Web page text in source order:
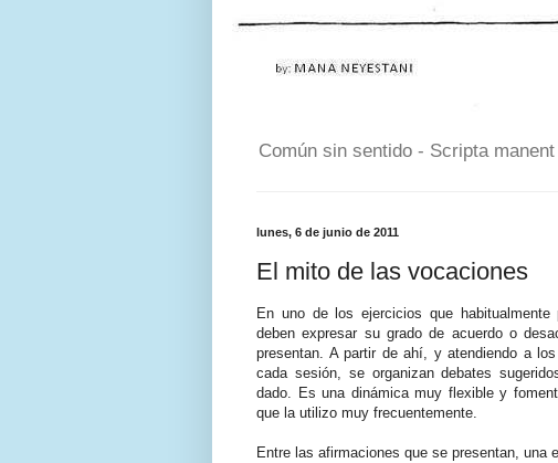
Común sin sentido - Scripta manent
lunes, 6 de junio de 2011
El mito de las vocaciones
En uno de los ejercicios que
deben expresar su grado de acuerdo o
presentan. A partir de ahí, y atendiendo a
cada sesión, se organizan debates
dado. Es una dinámica muy flexible y
que la utilizo muy frecuentemente.
Entre las afirmaciones que se presentan, una